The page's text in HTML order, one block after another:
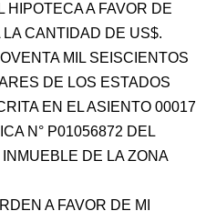
HIPOTECA A FAVOR DE
CANTIDAD DE US$.
MIL SEISCIENTOS
DE LOS ESTADOS
EN EL ASIENTO 00017
N° P01056872 DEL
DE LA ZONA
A FAVOR DE MI